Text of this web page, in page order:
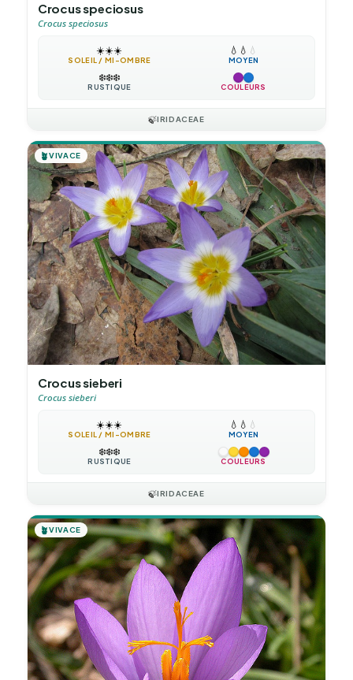
Crocus speciosus
Crocus speciosus
☀️☀️☀️
SOLEIL / MI-OMBRE
💧 💧 💧
MOYEN
❄️❄️❄️
RUSTIQUE COULEURS
🍃IRIDACEAE
🪴VIVACE
Crocus sieberi
Crocus sieberi
☀️☀️☀️
SOLEIL / MI-OMBRE
💧 💧 💧
MOYEN
❄️❄️❄️
RUSTIQUE COULEURS
🍃IRIDACEAE
🪴VIVACE